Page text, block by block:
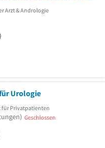
Arzt & Andrologie
Urologie
für Privatpatienten
Geschlossen